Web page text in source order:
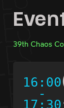
39th Chaos
16:00
-
17:30